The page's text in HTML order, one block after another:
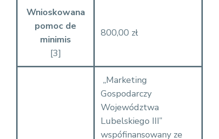
Wnioskowana
pomoc de
minimis
[3]
800,00 zł
„Marketing
Gospodarczy
Województwa
Lubelskiego III”
wspófinansowany ze